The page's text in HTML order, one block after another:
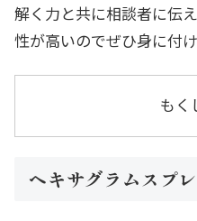
解く力と共に相談者に伝
性が高いのでぜひ身に付
もく
ヘキサグラムスプ